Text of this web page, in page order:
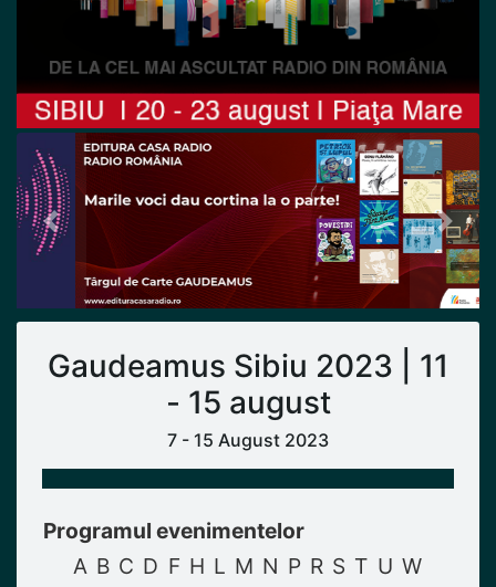
Previous Next
Gaudeamus Sibiu 2023 | 11
- 15 august
7 - 15 August 2023
Programul evenimentelor
A B C D F H L M N P R S T U W